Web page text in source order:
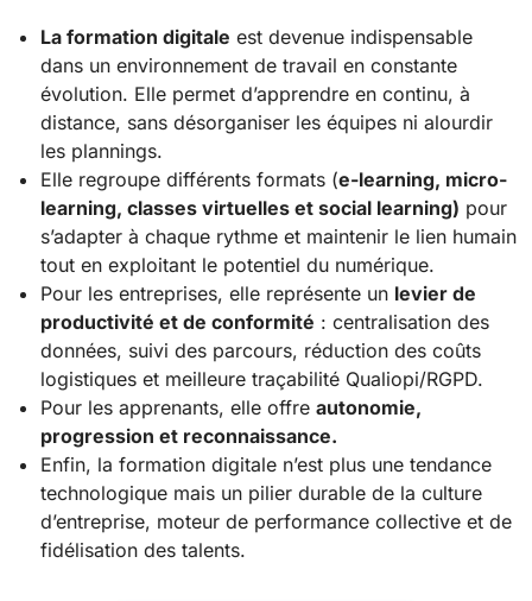
La formation digitale est devenue indispensable
dans un environnement de travail en constante
évolution. Elle permet d’apprendre en continu, à
distance, sans désorganiser les équipes ni alourdir
les plannings.
Elle regroupe différents formats (e-learning, micro-
learning, classes virtuelles et social learning) pour
s’adapter à chaque rythme et maintenir le lien humain
tout en exploitant le potentiel du numérique.
Pour les entreprises, elle représente un levier de
productivité et de conformité : centralisation des
données, suivi des parcours, réduction des coûts
logistiques et meilleure traçabilité Qualiopi/RGPD.
Pour les apprenants, elle offre autonomie,
progression et reconnaissance.
Enfin, la formation digitale n’est plus une tendance
technologique mais un pilier durable de la culture
d’entreprise, moteur de performance collective et de
fidélisation des talents.